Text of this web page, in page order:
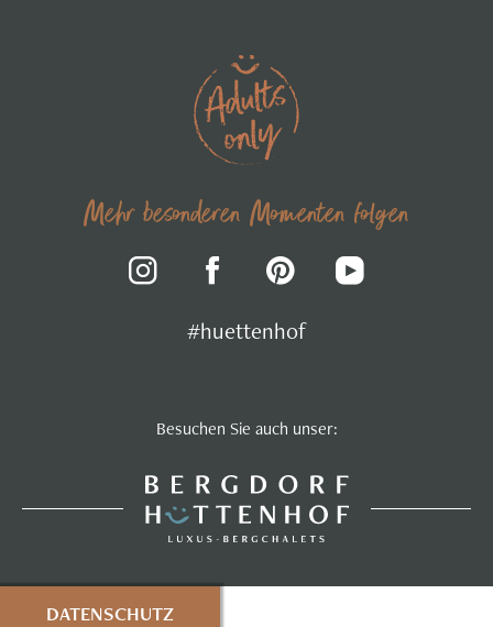
Mehr besonderen Momenten folgen
#huettenhof
Besuchen Sie auch unser:
DATENSCHUTZ